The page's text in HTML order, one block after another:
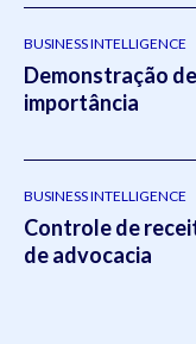
BUSINESS INTELLIGENCE
Demonstração
importância
BUSINESS INTELLIGENCE
Controle de
de advocacia